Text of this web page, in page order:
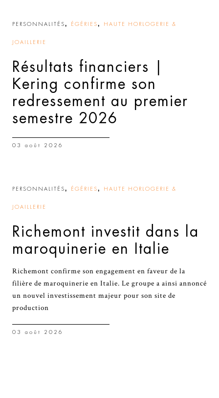
PERSONNALITÉS, ÉGÉRIES, HAUTE HORLOGERIE &
JOAILLERIE
Résultats financiers |
Kering confirme son
redressement au premier
semestre 2026
03 août 2026
PERSONNALITÉS, ÉGÉRIES, HAUTE HORLOGERIE &
JOAILLERIE
Richemont investit dans la
maroquinerie en Italie
Richemont confirme son engagement en faveur de la
filière de maroquinerie en Italie. Le groupe a ainsi annoncé
un nouvel investissement majeur pour son site de
production
03 août 2026